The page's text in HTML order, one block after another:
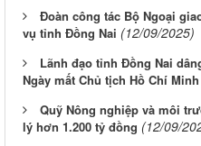
Đoàn công tác Bộ Ngoại
vụ tỉnh Đồng Nai (12/09/2025)
Lãnh đạo tỉnh Đồng Nai
Ngày mất Chủ tịch Hồ Chí Minh
Quỹ Nông nghiệp và môi
lý hơn 1.200 tỷ đồng (12/09/